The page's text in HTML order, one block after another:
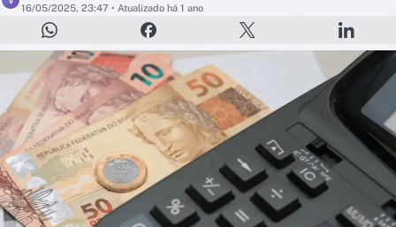
16/05/2025, 23:47 • Atualizado há 1 ano